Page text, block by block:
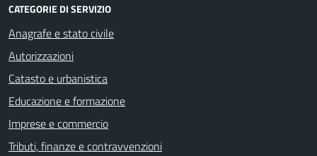
CATEGORIE DI SERVIZIO
Anagrafe e stato civile
Autorizzazioni
Catasto e urbanistica
Educazione e formazione
Imprese e commercio
Tributi, finanze e contravvenzioni